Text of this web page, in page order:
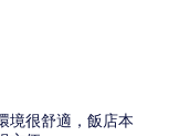
境很舒適，飯店本